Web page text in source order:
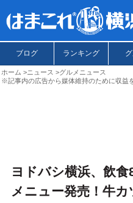
ブログ ランキング
ホーム ニュース
グルメニュース
※記事内の広告から媒体維持のために収益
ヨドバシ横浜、飲
メニュー発売！牛